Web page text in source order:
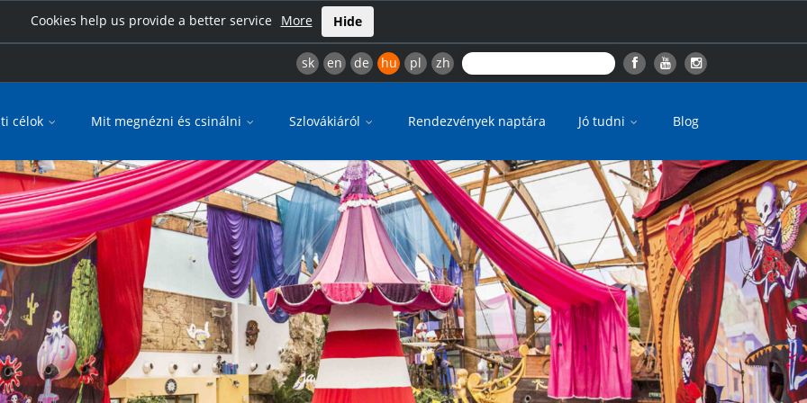
Cookies help us provide a better service More Hide
sk en de hu pl zh
célok Mit megnézni és csinálni Szlovákiáról Rendezvények naptára Jó tudni Blog